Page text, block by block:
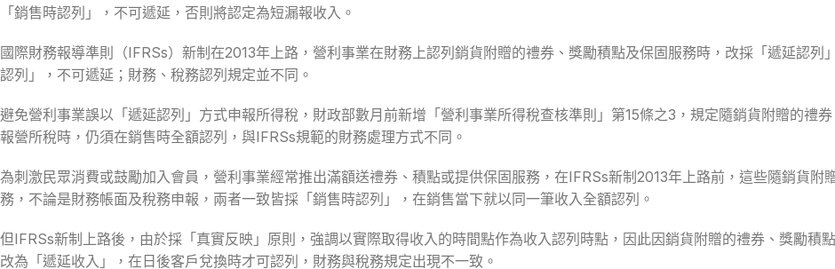
「銷售時認列」，不可遞延，否則將認定為短漏報收入。
國際財務報導準則（IFRSs）新制在2013年上路，營利事業在財務上認列銷貨附贈的禮券、獎勵積點及保固服務時，改採「遞延認列
認列」，不可遞延；財務、稅務認列規定並不同。
避免營利事業誤以「遞延認列」方式申報所得稅，財政部數月前新增「營利事業所得稅查核準則」第15條之3，規定隨銷貨附贈的禮
報營所稅時，仍須在銷售時全額認列，與IFRSs規範的財務處理方式不同。
為刺激民眾消費或鼓勵加入會員，營利事業經常推出滿額送禮券、積點或提供保固服務，在IFRSs新制2013年上路前，這些隨銷貨附
務，不論是財務帳面及稅務申報，兩者一致皆採「銷售時認列」，在銷售當下就以同一筆收入全額認列。
但IFRSs新制上路後，由於採「真實反映」原則，強調以實際取得收入的時間點作為收入認列時點，因此因銷貨附贈的禮券、獎勵積
改為「遞延收入」，在日後客戶兌換時才可認列，財務與稅務規定出現不一致。